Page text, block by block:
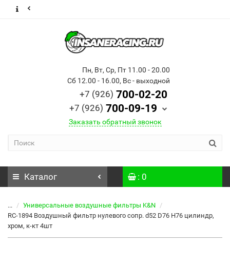
Пн, Вт, Ср, Пт 11.00 - 20.00
Сб 12.00 - 16.00, Вс - выходной
+7 (926) 700-02-20
+7 (926) 700-09-19
Заказать обратный звонок
Каталог : 0
...
Универсальные воздушные фильтры K&N
RC-1894 Воздушный фильтр нулевого сопр. d52 D76 H76 цилиндр,
хром, к-кт 4шт